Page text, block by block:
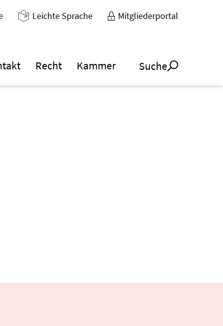
Leichte Sprache Mitgliederportal
Recht Kammer Suche